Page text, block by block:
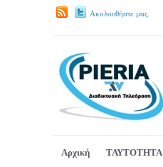
Ακολουθήστε μας.
Αρχική ΤΑΥΤΟΤΗΤΑ